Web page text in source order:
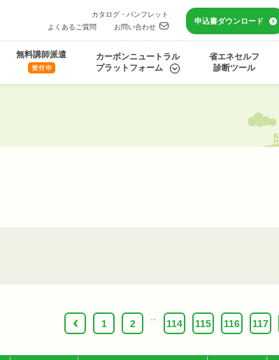
カタログ・パンフレット
よくあるご質問
お問い合わせ
申込書ダウンロード
無料講師派遣
カーボンニュートラル
プラットフォーム
省エネセルフ
診断ツール
‹
1 2 114 115 116 117